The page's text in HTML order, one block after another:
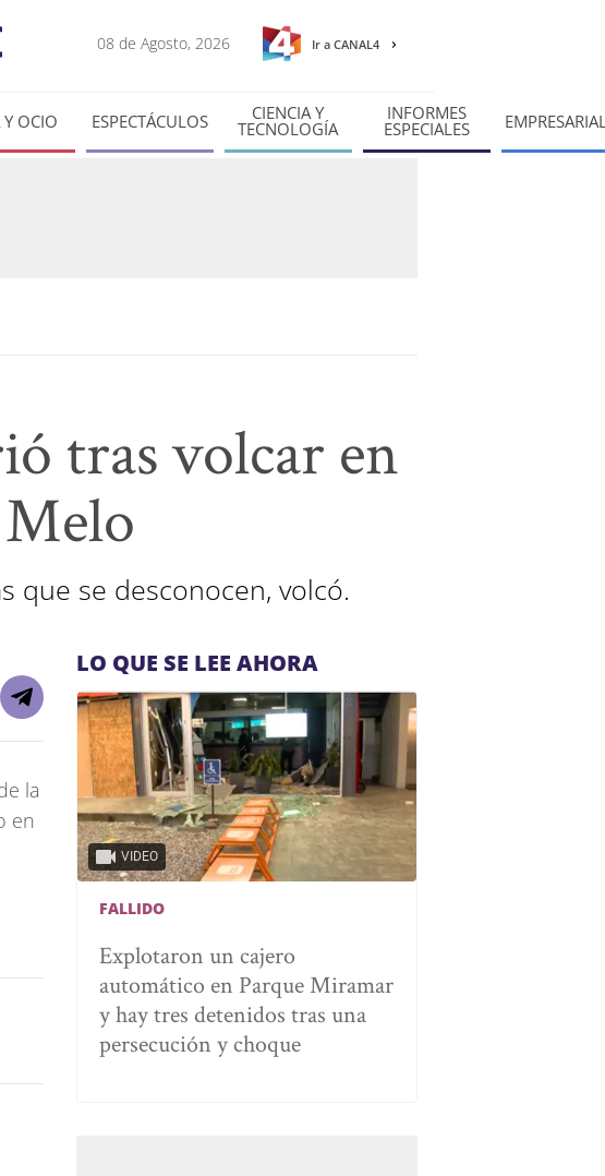
08 de Agosto, 2026 Ir a CANAL4
OCIO ESPECTÁCULOS CIENCIA Y
TECNOLOGÍA
INFORMES
ESPECIALES
tras volcar en
que se desconocen, volcó.
la
en
LO QUE SE LEE AHORA
VIDEO
FALLIDO
Explotaron un cajero
automático en Parque Miramar
y hay tres detenidos tras una
persecución y choque